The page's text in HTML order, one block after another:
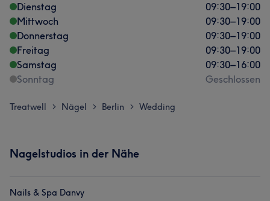
Dienstag
09:30–19:00
Mittwoch
09:30–19:00
Donnerstag
09:30–19:00
Freitag
09:30–19:00
Samstag
09:30–16:00
Sonntag
Geschlossen
Treatwell > Nägel > Berlin > Wedding
Nagelstudios in der Nähe
Nails & Spa Danvy